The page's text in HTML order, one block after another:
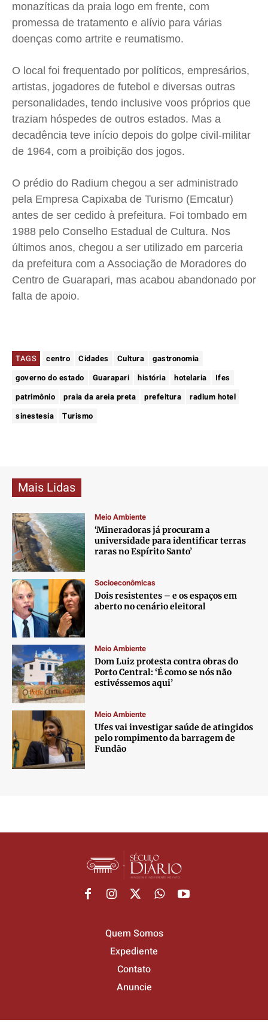
monazíticas da praia logo em frente, com
promessa de tratamento e alívio para várias
doenças como artrite e reumatismo.
O local foi frequentado por políticos, empresários,
artistas, jogadores de futebol e diversas outras
personalidades, tendo inclusive voos próprios que
traziam hóspedes de outros estados. Mas a
decadência teve início depois do golpe civil-militar
de 1964, com a proibição dos jogos.
O prédio do Radium chegou a ser administrado
pela Empresa Capixaba de Turismo (Emcatur)
antes de ser cedido à prefeitura. Foi tombado em
1988 pelo Conselho Estadual de Cultura. Nos
últimos anos, chegou a ser utilizado em parceria
da prefeitura com a Associação de Moradores do
Centro de Guarapari, mas acabou abandonado por
falta de apoio.
TAGS centro Cidades Cultura
gastronomia
governo do estado
Guarapari história hotelaria
Ifes
patrimônio
praia da areia preta prefeitura
radium hotel
sinestesia
Turismo
Mais Lidas
Meio Ambiente
‘Mineradoras já procuram a
universidade para identificar terras
raras no Espírito Santo’
Socioeconômicas
Dois resistentes – e os espaços em
aberto no cenário eleitoral
Meio Ambiente
Dom Luiz protesta contra obras do
Porto Central: ‘É como se nós não
estivéssemos aqui’
Meio Ambiente
Ufes vai investigar saúde de atingidos
pelo rompimento da barragem de
Fundão
Quem Somos
Expediente
Contato
Anuncie